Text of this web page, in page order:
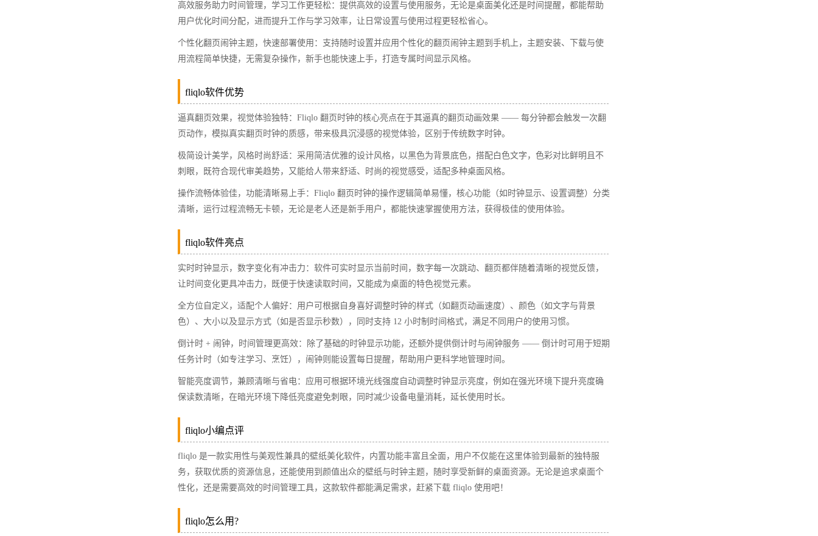
高效服务助力时间管理，学习工作更轻松：提供高效的设置与使用服务，无论是桌面美化还是时间提醒，都能帮助
用户优化时间分配，进而提升工作与学习效率，让日常设置与使用过程更轻松省心。​
个性化翻页闹钟主题，快速部署使用：支持随时设置并应用个性化的翻页闹钟主题到手机上，主题安装、下载与使
用流程简单快捷，无需复杂操作，新手也能快速上手，打造专属时间显示风格。​
fliqlo软件优势​
逼真翻页效果，视觉体验独特：Fliqlo 翻页时钟的核心亮点在于其逼真的翻页动画效果 —— 每分钟都会触发一次翻
页动作，模拟真实翻页时钟的质感，带来极具沉浸感的视觉体验，区别于传统数字时钟。​
极简设计美学，风格时尚舒适：采用简洁优雅的设计风格，以黑色为背景底色，搭配白色文字，色彩对比鲜明且不
刺眼，既符合现代审美趋势，又能给人带来舒适、时尚的视觉感受，适配多种桌面风格。​
操作流畅体验佳，功能清晰易上手：Fliqlo 翻页时钟的操作逻辑简单易懂，核心功能（如时钟显示、设置调整）分类
清晰，运行过程流畅无卡顿，无论是老人还是新手用户，都能快速掌握使用方法，获得极佳的使用体验。​
fliqlo软件亮点​
实时时钟显示，数字变化有冲击力：软件可实时显示当前时间，数字每一次跳动、翻页都伴随着清晰的视觉反馈，
让时间变化更具冲击力，既便于快速读取时间，又能成为桌面的特色视觉元素。​
全方位自定义，适配个人偏好：用户可根据自身喜好调整时钟的样式（如翻页动画速度）、颜色（如文字与背景
色）、大小以及显示方式（如是否显示秒数），同时支持 12 小时制时间格式，满足不同用户的使用习惯。​
倒计时 + 闹钟，时间管理更高效：除了基础的时钟显示功能，还额外提供倒计时与闹钟服务 —— 倒计时可用于短期
任务计时（如专注学习、烹饪），闹钟则能设置每日提醒，帮助用户更科学地管理时间。​
智能亮度调节，兼顾清晰与省电：应用可根据环境光线强度自动调整时钟显示亮度，例如在强光环境下提升亮度确
保读数清晰，在暗光环境下降低亮度避免刺眼，同时减少设备电量消耗，延长使用时长。​
fliqlo小编点评​
fliqlo 是一款实用性与美观性兼具的壁纸美化软件，内置功能丰富且全面，用户不仅能在这里体验到最新的独特服
务，获取优质的资源信息，还能使用到颜值出众的壁纸与时钟主题，随时享受新鲜的桌面资源。无论是追求桌面个
性化，还是需要高效的时间管理工具，这款软件都能满足需求，赶紧下载 fliqlo 使用吧！​
fliqlo怎么用?